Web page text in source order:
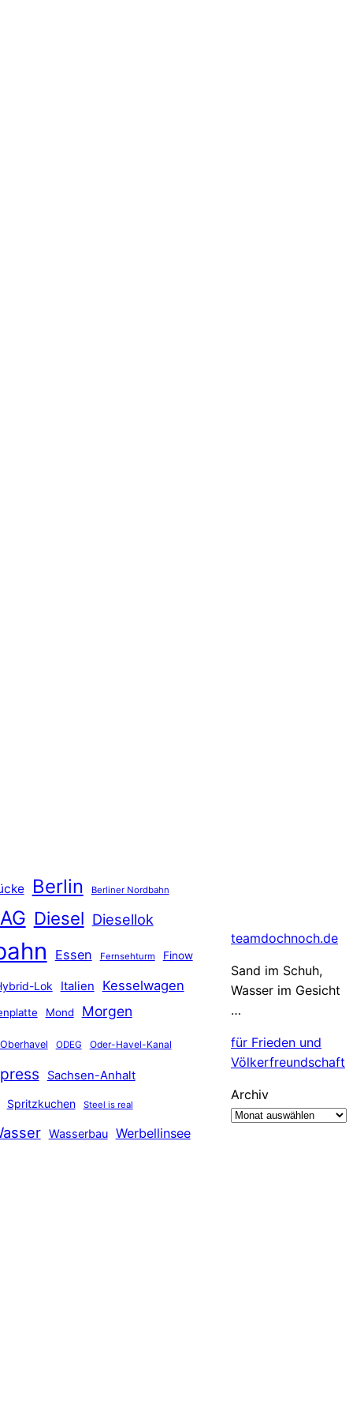
Berlin Berliner Nordbahn
Diesel Diesellok
Essen Fernsehturm Finow
Lok Italien Kesselwagen
Mond Morgen
Oberhavel ODEG Oder-Havel-Kanal
Sachsen-Anhalt
Spritzkuchen Steel is real
Wasserbau Werbellinsee
teamdochnoch.de
Sand im Schuh,
Wasser im Gesicht
…
für Frieden und
Völkerfreundschaft
Archiv